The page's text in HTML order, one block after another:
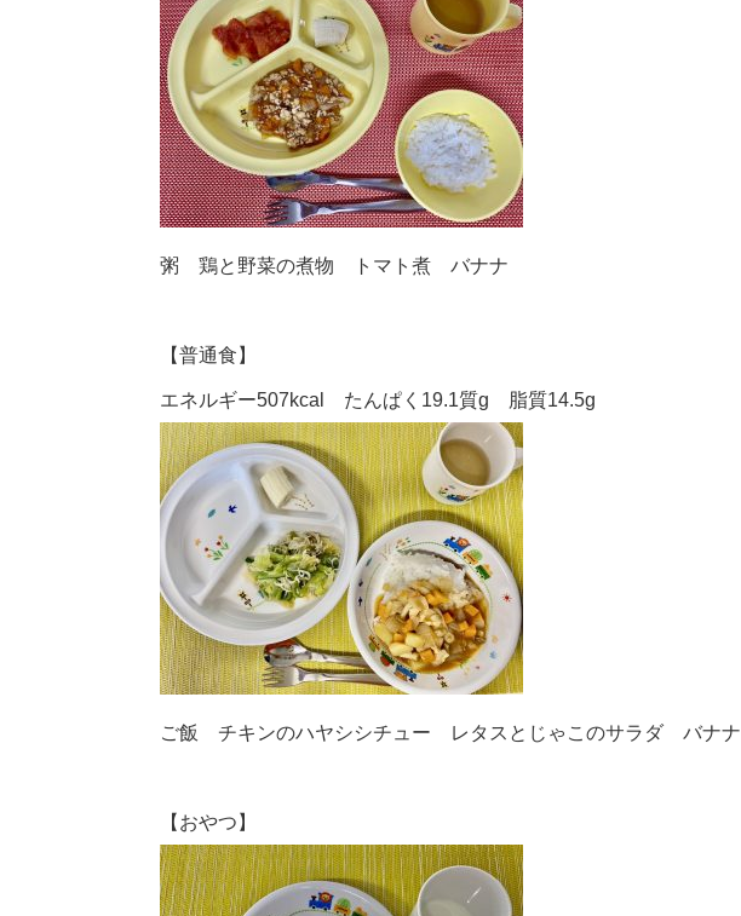
粥 鶏と野菜の煮物 トマト煮 バナナ
【普通食】
エネルギー507kcal たんぱく19.1質g 脂質14.5g
ご飯 チキンのハヤシシチュー レタスとじゃこのサラダ バナナ
【おやつ】